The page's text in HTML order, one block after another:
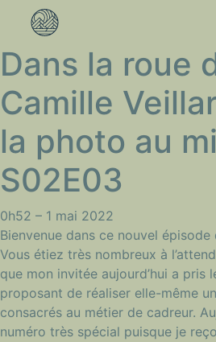
Dans la roue
Camille
la photo au
S02E03
0h52 – 1 mai 2022
Bienvenue dans ce nouvel épisode
Vous étiez très nombreux à
que mon invitée aujourd’hui a pris
proposant de réaliser elle-même
consacrés au métier de cadreur.
numéro très spécial puisque je